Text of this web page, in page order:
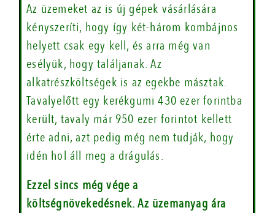
Az üzemeket az is új gépek vásárlására
kényszeríti, hogy így két-három kombájnos
helyett csak egy kell, és arra még van
esélyük, hogy találjanak. Az
alkatrészköltségek is az egekbe másztak.
Tavalyelőtt egy kerékgumi 430 ezer forintba
került, tavaly már 950 ezer forintot kellett
érte adni, azt pedig még nem tudják, hogy
idén hol áll meg a drágulás.
Ezzel sincs még vége a
költségnövekedésnek. Az üzemanyag ára